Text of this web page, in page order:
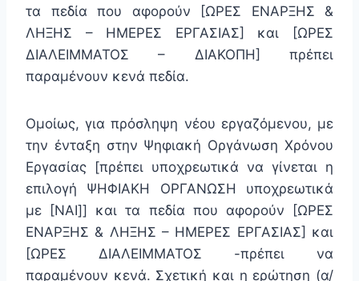
τα πεδία που αφορούν [ΩΡΕΣ ΕΝΑΡΞΗΣ &
ΛΗΞΗΣ – ΗΜΕΡΕΣ ΕΡΓΑΣΙΑΣ] και [ΩΡΕΣ
ΔΙΑΛΕΙΜΜΑΤΟΣ – ΔΙΑΚΟΠΗ] πρέπει
παραμένουν κενά πεδία.
Ομοίως, για πρόσληψη νέου εργαζόμενου, με
την ένταξη στην Ψηφιακή Οργάνωση Χρόνου
Εργασίας [πρέπει υποχρεωτικά να γίνεται η
επιλογή ΨΗΦΙΑΚΗ ΟΡΓΑΝΩΣΗ υποχρεωτικά
με [ΝΑΙ]] και τα πεδία που αφορούν [ΩΡΕΣ
ΕΝΑΡΞΗΣ & ΛΗΞΗΣ – ΗΜΕΡΕΣ ΕΡΓΑΣΙΑΣ] και
[ΩΡΕΣ ΔΙΑΛΕΙΜΜΑΤΟΣ -πρέπει να
παραμένουν κενά. Σχετική και η ερώτηση (α/